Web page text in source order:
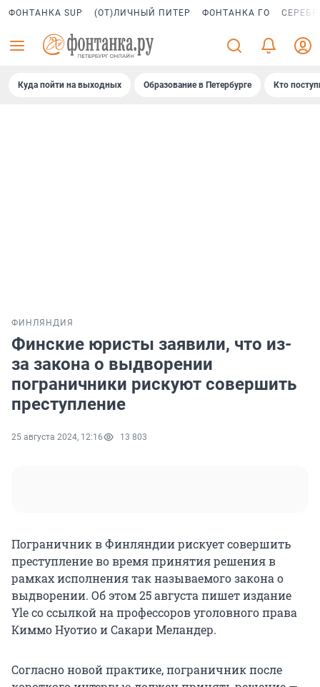
ФОНТАНКА SUP (ОТ)ЛИЧНЫЙ ПИТЕР ФОНТАНКА ГО
Куда пойти на выходных Образование в Петербурге Кто
ФИНЛЯНДИЯ
Финские юристы заявили, что из-
за закона о выдворении
пограничники рискуют совершить
преступление
25 августа 2024, 12:16 13 803
Пограничник в Финляндии рискует совершить
преступление во время принятия решения в
рамках исполнения так называемого закона о
выдворении. Об этом 25 августа пишет издание
Yle со ссылкой на профессоров уголовного права
Киммо Нуотио и Сакари Меландер.
Согласно новой практике, пограничник после